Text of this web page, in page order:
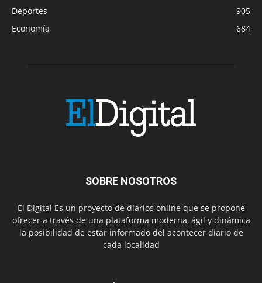
Deportes
905
Economía
684
SOBRE NOSOTROS
El Digital Es un proyecto de diarios online que se propone
ofrecer a través de una plataforma moderna, ágil y dinámica
la posibilidad de estar informado del acontecer diario de
cada localidad